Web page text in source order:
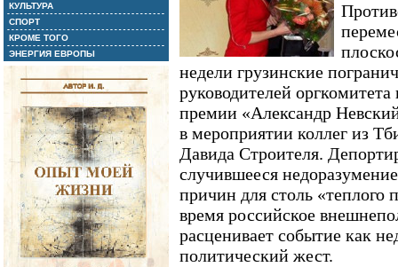
КУЛЬТУРА
СПОРТ
КРОМЕ ТОГО
ЭНЕРГИЯ ЕВРОПЫ
недели грузинские
руководителей
премии «Александр
в мероприятии коллег из
Давида Строителя.
случившееся
причин для столь «теплого
время российское
расценивает событие как
политический жест.